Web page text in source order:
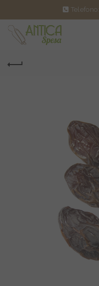
Telefono: